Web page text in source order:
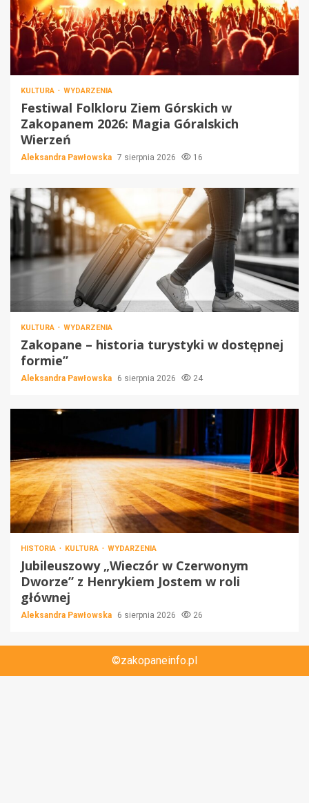
KULTURA WYDARZENIA
Festiwal Folkloru Ziem Górskich w
Zakopanem 2026: Magia Góralskich
Wierzeń
Aleksandra Pawłowska 7 sierpnia 2026 16
KULTURA WYDARZENIA
Zakopane – historia turystyki w dostępnej
formie”
Aleksandra Pawłowska 6 sierpnia 2026 24
HISTORIA KULTURA WYDARZENIA
Jubileuszowy „Wieczór w Czerwonym
Dworze” z Henrykiem Jostem w roli
głównej
Aleksandra Pawłowska 6 sierpnia 2026 26
©zakopaneinfo.pl